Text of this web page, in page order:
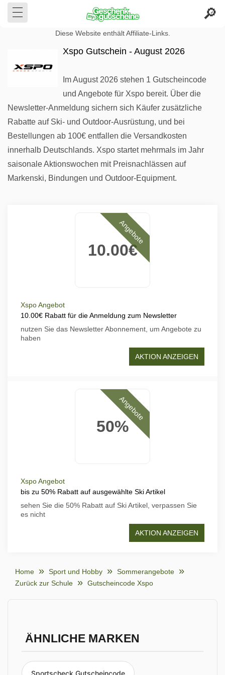
Diese Website enthält Affiliate-Links.
Xspo Gutschein - August 2026
Im August 2026 stehen 1 Gutscheincode
und Angebote für Xspo bereit. Über die
Newsletter-Anmeldung sichern sich Käufer zusätzliche
Rabatte auf Ski- und Outdoor-Ausrüstung, und bei
Bestellungen ab 100€ entfallen die Versandkosten
innerhalb Deutschlands. Xspo startet mehrmals im Jahr
saisonale Aktionswochen mit Preisnachlässen auf
Markenski, Bindungen und Outdoor-Equipment.
10.00€
Angebote
Xspo Angebot
10.00€ Rabatt für die Anmeldung zum Newsletter
nutzen Sie das Newsletter Abonnement, um Angebote zu
haben
AKTION ANZEIGEN
50%
Angebote
Xspo Angebot
bis zu 50% Rabatt auf ausgewählte Ski Artikel
sehen Sie die 50% Rabatt auf Ski Artikel, verpassen Sie
es nicht
AKTION ANZEIGEN
Home Sport und Hobby
Sommerangebote
Zurück zur Schule
Gutscheincode Xspo
ÄHNLICHE MARKEN
Sportscheck Gutscheincode